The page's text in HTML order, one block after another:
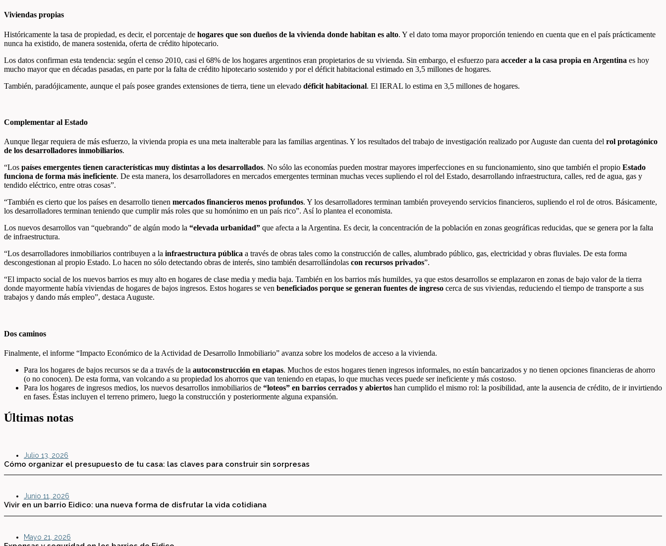
Viviendas propias
Históricamente la tasa de propiedad, es decir, el porcentaje de hogares que son dueños de la vivienda donde habitan es alto. Y el dato toma mayor proporción teniendo en cuenta que en el país prácticamente
nunca ha existido, de manera sostenida, oferta de crédito hipotecario.
Los datos confirman esta tendencia: según el censo 2010, casi el 68% de los hogares argentinos eran propietarios de su vivienda. Sin embargo, el esfuerzo para acceder a la casa propia en Argentina es hoy
mucho mayor que en décadas pasadas, en parte por la falta de crédito hipotecario sostenido y por el déficit habitacional estimado en 3,5 millones de hogares.
También, paradójicamente, aunque el país posee grandes extensiones de tierra, tiene un elevado déficit habitacional. El IERAL lo estima en 3,5 millones de hogares.
Complementar al Estado
Aunque llegar requiera de más esfuerzo, la vivienda propia es una meta inalterable para las familias argentinas. Y los resultados del trabajo de investigación realizado por Auguste dan cuenta del rol protagónico
de los desarrolladores inmobiliarios.
“Los países emergentes tienen características muy distintas a los desarrollados. No sólo las economías pueden mostrar mayores imperfecciones en su funcionamiento, sino que también el propio Estado
funciona de forma más ineficiente. De esta manera, los desarrolladores en mercados emergentes terminan muchas veces supliendo el rol del Estado, desarrollando infraestructura, calles, red de agua, gas y
tendido eléctrico, entre otras cosas”.
“También es cierto que los países en desarrollo tienen mercados financieros menos profundos. Y los desarrolladores terminan también proveyendo servicios financieros, supliendo el rol de otros. Básicamente,
los desarrolladores terminan teniendo que cumplir más roles que su homónimo en un país rico”. Así lo plantea el economista.
Los nuevos desarrollos van “quebrando” de algún modo la “elevada urbanidad” que afecta a la Argentina. Es decir, la concentración de la población en zonas geográficas reducidas, que se genera por la falta
de infraestructura.
“Los desarrolladores inmobiliarios contribuyen a la infraestructura pública a través de obras tales como la construcción de calles, alumbrado público, gas, electricidad y obras fluviales. De esta forma
descongestionan al propio Estado. Lo hacen no sólo detectando obras de interés, sino también desarrollándolas con recursos privados”.
“El impacto social de los nuevos barrios es muy alto en hogares de clase media y media baja. También en los barrios más humildes, ya que estos desarrollos se emplazaron en zonas de bajo valor de la tierra
donde mayormente había viviendas de hogares de bajos ingresos. Estos hogares se ven beneficiados porque se generan fuentes de ingreso cerca de sus viviendas, reduciendo el tiempo de transporte a sus
trabajos y dando más empleo”, destaca Auguste.
Dos caminos
Finalmente, el informe “Impacto Económico de la Actividad de Desarrollo Inmobiliario” avanza sobre los modelos de acceso a la vivienda.
Para los hogares de bajos recursos se da a través de la autoconstrucción en etapas. Muchos de estos hogares tienen ingresos informales, no están bancarizados y no tienen opciones financieras de ahorro
(o no conocen). De esta forma, van volcando a su propiedad los ahorros que van teniendo en etapas, lo que muchas veces puede ser ineficiente y más costoso.
Para los hogares de ingresos medios, los nuevos desarrollos inmobiliarios de “loteos” en barrios cerrados y abiertos han cumplido el mismo rol: la posibilidad, ante la ausencia de crédito, de ir invirtiendo
en fases. Éstas incluyen el terreno primero, luego la construcción y posteriormente alguna expansión.
Últimas notas
Julio 13, 2026
Cómo organizar el presupuesto de tu casa: las claves para construir sin sorpresas
Junio 11, 2026
Vivir en un barrio Eidico: una nueva forma de disfrutar la vida cotidiana
Mayo 21, 2026